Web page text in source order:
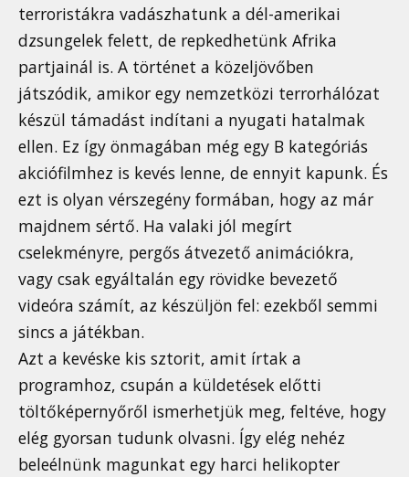
terroristákra vadászhatunk a dél-amerikai
dzsungelek felett, de repkedhetünk Afrika
partjainál is. A történet a közeljövőben
játszódik, amikor egy nemzetközi terrorhálózat
készül támadást indítani a nyugati hatalmak
ellen. Ez így önmagában még egy B kategóriás
akciófilmhez is kevés lenne, de ennyit kapunk. És
ezt is olyan vérszegény formában, hogy az már
majdnem sértő. Ha valaki jól megírt
cselekményre, pergős átvezető animációkra,
vagy csak egyáltalán egy rövidke bevezető
videóra számít, az készüljön fel: ezekből semmi
sincs a játékban.
Azt a kevéske kis sztorit, amit írtak a
programhoz, csupán a küldetések előtti
töltőképernyőről ismerhetjük meg, feltéve, hogy
elég gyorsan tudunk olvasni. Így elég nehéz
beleélnünk magunkat egy harci helikopter